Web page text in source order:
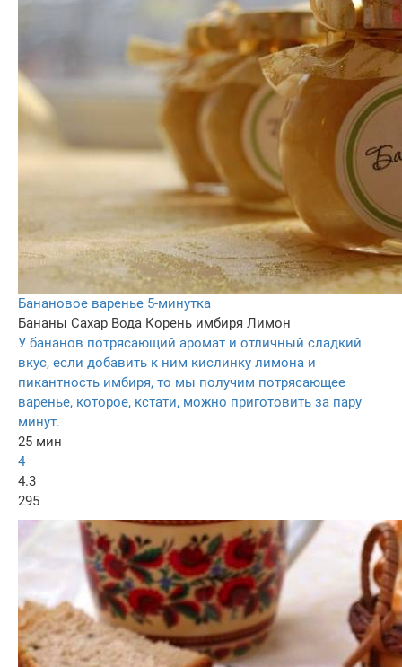
Банановое варенье 5-минутка
Бананы Сахар Вода Корень имбиря Лимон
У бананов потрясающий аромат и отличный сладкий
вкус, если добавить к ним кислинку лимона и
пикантность имбиря, то мы получим потрясающее
варенье, которое, кстати, можно приготовить за пару
минут.
25 мин
4
4.3
295